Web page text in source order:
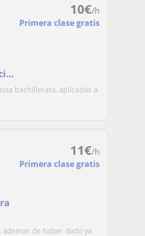
10€/h
Primera clase gratis
bachillerato, aplicadas a
11€/h
Primera clase gratis
de haber dado ya